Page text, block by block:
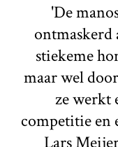
'De
ontmaskerd
stiekeme
maar wel
ze werkt
competitie en
Lars